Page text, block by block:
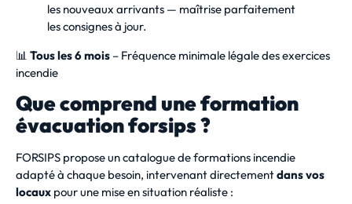
les nouveaux arrivants — maîtrise parfaitement
les consignes à jour.
📊 Tous les 6 mois – Fréquence minimale légale des exercices
incendie
Que comprend une formation
évacuation forsips ?
FORSIPS propose un catalogue de formations incendie
adapté à chaque besoin, intervenant directementdans vos
locaux pour une mise en situation réaliste :